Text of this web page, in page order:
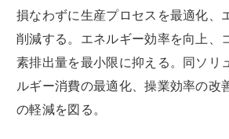
損なわずに生産プロセスを最適化、
削減する。エネルギー効率を向上、
素排出量を最小限に抑える。同ソリ
ルギー消費の最適化、操業効率の改
の軽減を図る。